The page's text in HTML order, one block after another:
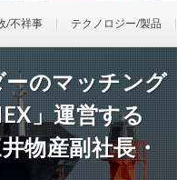
/不祥事 テクノロジー/製品
のマッチング
」運営する
物産副社長・